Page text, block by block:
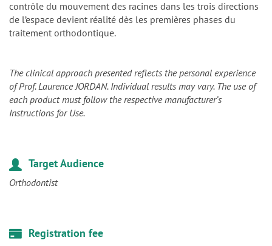
The clinical approach presented reflects the personal experience
Instructions for Use.